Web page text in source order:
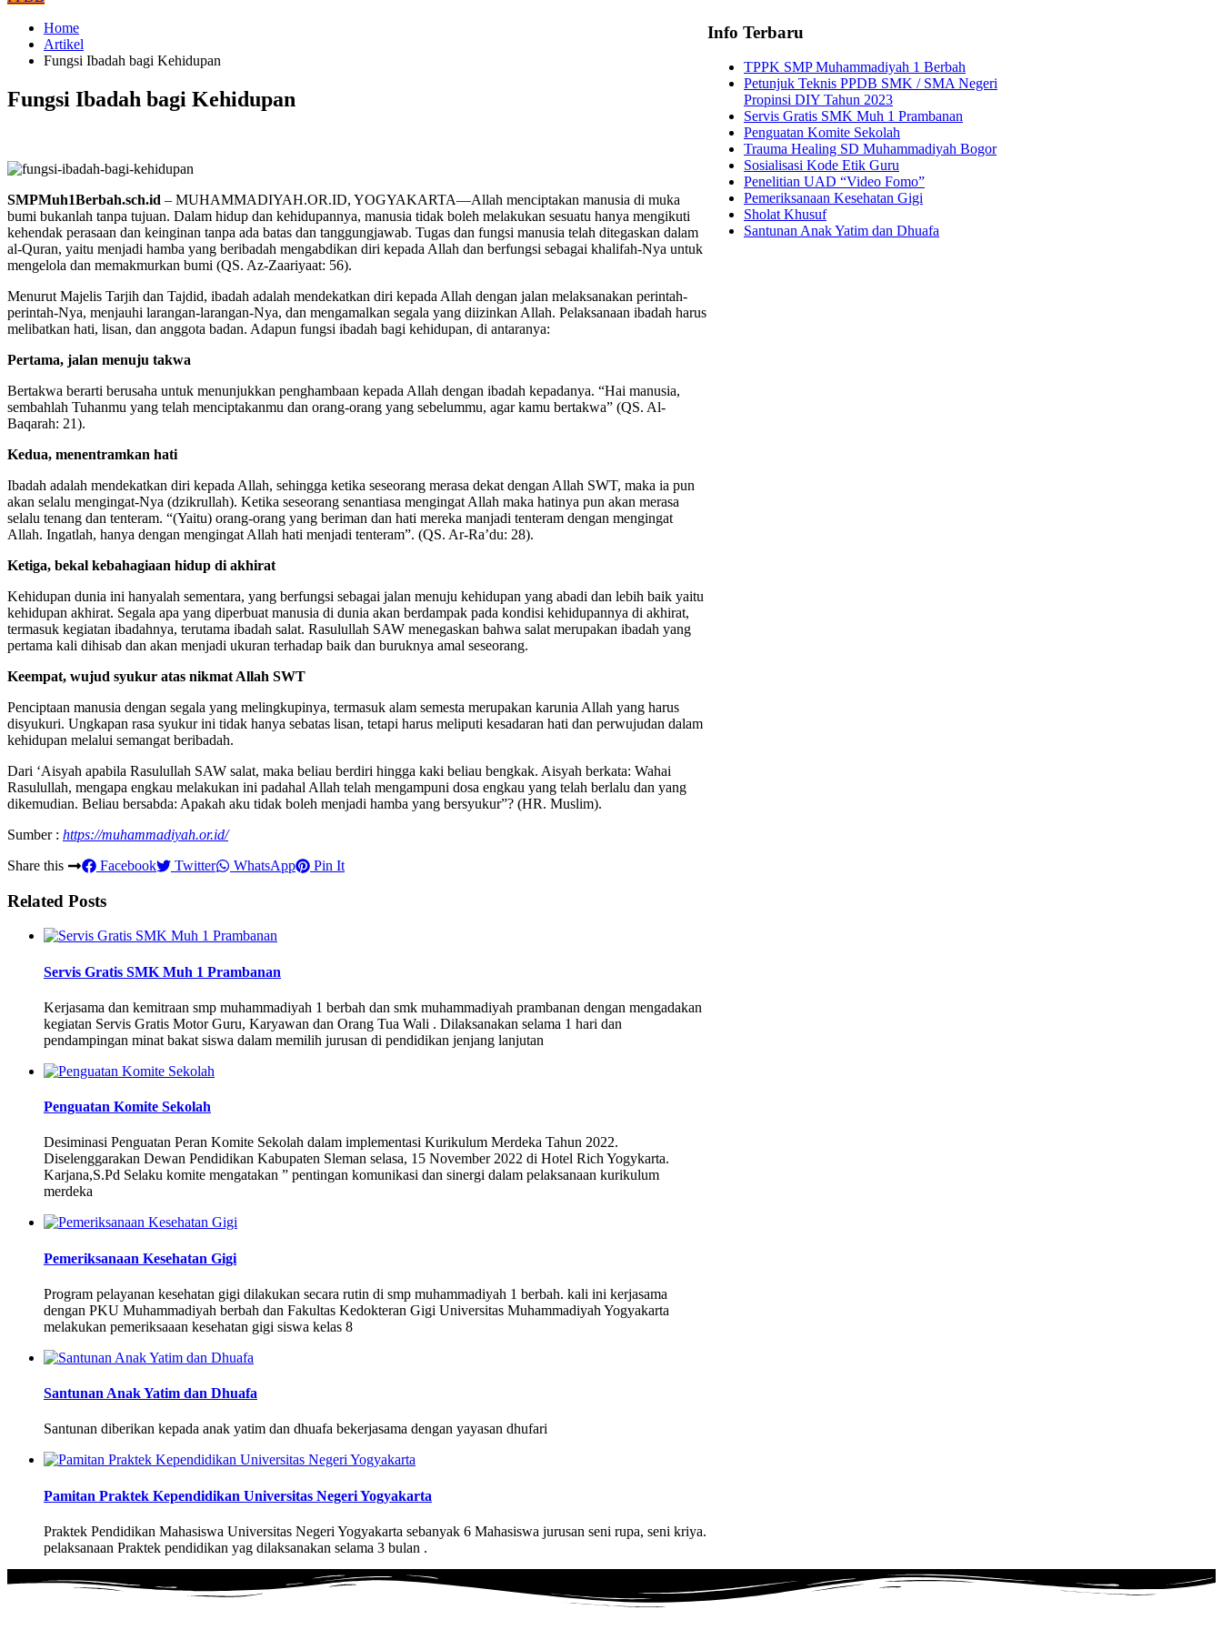
Home
Artikel
Fungsi Ibadah bagi Kehidupan
Fungsi Ibadah bagi Kehidupan
SMPMuh1Berbah.sch.id – MUHAMMADIYAH.OR.ID, YOGYAKARTA—Allah menciptakan manusia di muka
bumi bukanlah tanpa tujuan. Dalam hidup dan kehidupannya, manusia tidak boleh melakukan sesuatu hanya mengikuti
kehendak perasaan dan keinginan tanpa ada batas dan tanggungjawab. Tugas dan fungsi manusia telah ditegaskan dalam
al-Quran, yaitu menjadi hamba yang beribadah mengabdikan diri kepada Allah dan berfungsi sebagai khalifah-Nya untuk
mengelola dan memakmurkan bumi (QS. Az-Zaariyaat: 56).
Menurut Majelis Tarjih dan Tajdid, ibadah adalah mendekatkan diri kepada Allah dengan jalan melaksanakan perintah-
perintah-Nya, menjauhi larangan-larangan-Nya, dan mengamalkan segala yang diizinkan Allah. Pelaksanaan ibadah harus
melibatkan hati, lisan, dan anggota badan. Adapun fungsi ibadah bagi kehidupan, di antaranya:
Pertama, jalan menuju takwa
Bertakwa berarti berusaha untuk menunjukkan penghambaan kepada Allah dengan ibadah kepadanya. “Hai manusia,
sembahlah Tuhanmu yang telah menciptakanmu dan orang-orang yang sebelummu, agar kamu bertakwa” (QS. Al-
Baqarah: 21).
Kedua, menentramkan hati
Ibadah adalah mendekatkan diri kepada Allah, sehingga ketika seseorang merasa dekat dengan Allah SWT, maka ia pun
akan selalu mengingat-Nya (dzikrullah). Ketika seseorang senantiasa mengingat Allah maka hatinya pun akan merasa
selalu tenang dan tenteram. “(Yaitu) orang-orang yang beriman dan hati mereka manjadi tenteram dengan mengingat
Allah. Ingatlah, hanya dengan mengingat Allah hati menjadi tenteram”. (QS. Ar-Ra’du: 28).
Ketiga, bekal kebahagiaan hidup di akhirat
Kehidupan dunia ini hanyalah sementara, yang berfungsi sebagai jalan menuju kehidupan yang abadi dan lebih baik yaitu
kehidupan akhirat. Segala apa yang diperbuat manusia di dunia akan berdampak pada kondisi kehidupannya di akhirat,
termasuk kegiatan ibadahnya, terutama ibadah salat. Rasulullah SAW menegaskan bahwa salat merupakan ibadah yang
pertama kali dihisab dan akan menjadi ukuran terhadap baik dan buruknya amal seseorang.
Keempat, wujud syukur atas nikmat Allah SWT
Penciptaan manusia dengan segala yang melingkupinya, termasuk alam semesta merupakan karunia Allah yang harus
disyukuri. Ungkapan rasa syukur ini tidak hanya sebatas lisan, tetapi harus meliputi kesadaran hati dan perwujudan dalam
kehidupan melalui semangat beribadah.
Dari ‘Aisyah apabila Rasulullah SAW salat, maka beliau berdiri hingga kaki beliau bengkak. Aisyah berkata: Wahai
Rasulullah, mengapa engkau melakukan ini padahal Allah telah mengampuni dosa engkau yang telah berlalu dan yang
dikemudian. Beliau bersabda: Apakah aku tidak boleh menjadi hamba yang bersyukur”? (HR. Muslim).
Sumber : https://muhammadiyah.or.id/
Share this
Facebook Twitter WhatsApp Pin It
Related Posts
Servis Gratis SMK Muh 1 Prambanan
Kerjasama dan kemitraan smp muhammadiyah 1 berbah dan smk muhammadiyah prambanan dengan mengadakan
kegiatan Servis Gratis Motor Guru, Karyawan dan Orang Tua Wali . Dilaksanakan selama 1 hari dan
pendampingan minat bakat siswa dalam memilih jurusan di pendidikan jenjang lanjutan
Penguatan Komite Sekolah
Desiminasi Penguatan Peran Komite Sekolah dalam implementasi Kurikulum Merdeka Tahun 2022.
Diselenggarakan Dewan Pendidikan Kabupaten Sleman selasa, 15 November 2022 di Hotel Rich Yogykarta.
Karjana,S.Pd Selaku komite mengatakan ” pentingan komunikasi dan sinergi dalam pelaksanaan kurikulum
merdeka
Pemeriksanaan Kesehatan Gigi
Program pelayanan kesehatan gigi dilakukan secara rutin di smp muhammadiyah 1 berbah. kali ini kerjasama
dengan PKU Muhammadiyah berbah dan Fakultas Kedokteran Gigi Universitas Muhammadiyah Yogyakarta
melakukan pemeriksaaan kesehatan gigi siswa kelas 8
Santunan Anak Yatim dan Dhuafa
Santunan diberikan kepada anak yatim dan dhuafa bekerjasama dengan yayasan dhufari
Pamitan Praktek Kependidikan Universitas Negeri Yogyakarta
Praktek Pendidikan Mahasiswa Universitas Negeri Yogyakarta sebanyak 6 Mahasiswa jurusan seni rupa, seni kriya.
pelaksanaan Praktek pendidikan yag dilaksanakan selama 3 bulan .
Info Terbaru
TPPK SMP Muhammadiyah 1 Berbah
Petunjuk Teknis PPDB SMK / SMA Negeri
Propinsi DIY Tahun 2023
Servis Gratis SMK Muh 1 Prambanan
Penguatan Komite Sekolah
Trauma Healing SD Muhammadiyah Bogor
Sosialisasi Kode Etik Guru
Penelitian UAD “Video Fomo”
Pemeriksanaan Kesehatan Gigi
Sholat Khusuf
Santunan Anak Yatim dan Dhuafa